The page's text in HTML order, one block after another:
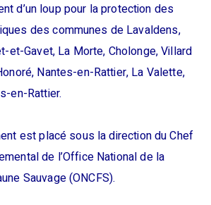
d’un loup pour la protection des
des communes de Lavaldens,
et-Gavet, La Morte, Cholonge, Villard
Nantes-en-Rattier, La Valette,
en-Rattier.
est placé sous la direction du Chef
de l’Office National de la
Sauvage (ONCFS).